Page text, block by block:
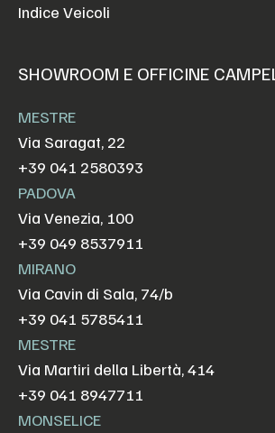
Indice Veicoli
SHOWROOM E OFFICINE
MESTRE
Via Saragat, 22
+39 041 2580393
PADOVA
Via Venezia, 100
+39 049 8537911
MIRANO
Via Cavin di Sala, 74/b
+39 041 5785411
MESTRE
Via Martiri della Libertà, 414
+39 041 8947711
MONSELICE